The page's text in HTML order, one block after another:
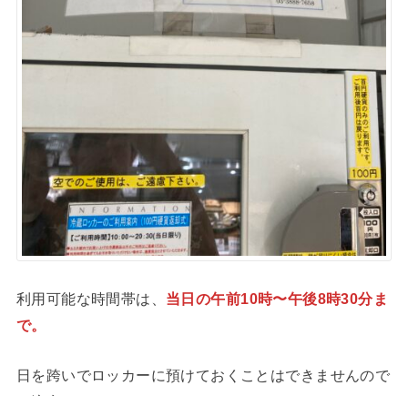
利用可能な時間帯は、 当日の午前10時〜午後8時30分ま
で。
日を跨いでロッカーに預けておくことはできませんので